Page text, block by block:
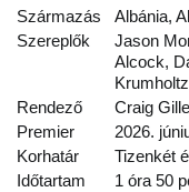
Származás
Albánia,
Szereplők
Jason
Alcock,
Rendező
Craig
Premier
2026.
Korhatár
Tizenkét
Időtartam
1 óra 50